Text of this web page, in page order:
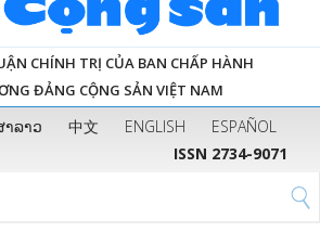
CHÍNH TRỊ CỦA BAN CHẤP HÀNH
ĐẢNG CỘNG SẢN VIỆT NAM
ລາວ 中文 ENGLISH
ESPAÑOL
ISSN 2734-9071